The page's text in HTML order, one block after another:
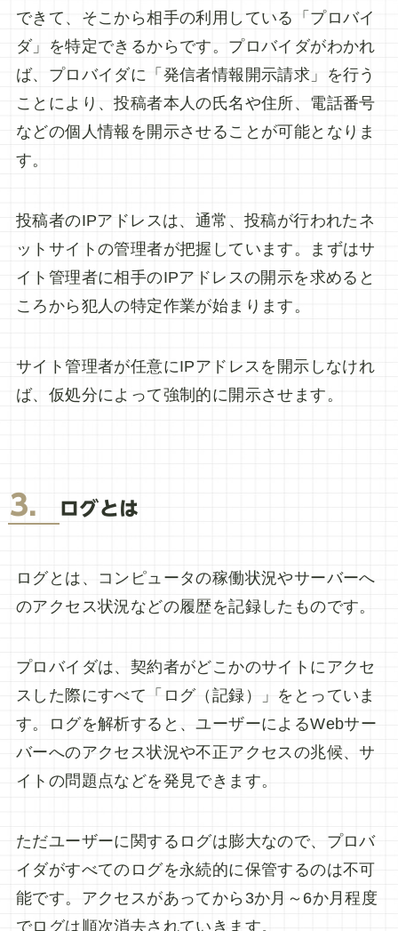
できて、そこから相手の利用している「プロバイ
ダ」を特定できるからです。プロバイダがわかれ
ば、プロバイダに「発信者情報開示請求」を行う
ことにより、投稿者本人の氏名や住所、電話番号
などの個人情報を開示させることが可能となりま
す。
投稿者のIPアドレスは、通常、投稿が行われたネ
ットサイトの管理者が把握しています。まずはサ
イト管理者に相手のIPアドレスの開示を求めると
ころから犯人の特定作業が始まります。
サイト管理者が任意にIPアドレスを開示しなけれ
ば、仮処分によって強制的に開示させます。
3． ログとは
ログとは、コンピュータの稼働状況やサーバーへ
のアクセス状況などの履歴を記録したものです。
プロバイダは、契約者がどこかのサイトにアクセ
スした際にすべて「ログ（記録）」をとっていま
す。ログを解析すると、ユーザーによるWebサー
バーへのアクセス状況や不正アクセスの兆候、サ
イトの問題点などを発見できます。
ただユーザーに関するログは膨大なので、プロバ
イダがすべてのログを永続的に保管するのは不可
能です。アクセスがあってから3か月～6か月程度
でログは順次消去されていきます。